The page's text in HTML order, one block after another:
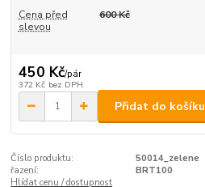
Cena před
slevou
600 Kč
450 Kč/pár
372 Kč bez DPH
Přidat do košíku
Číslo produktu:
50014_zelene
řazení:
BRT100
Hlídat cenu / dostupnost